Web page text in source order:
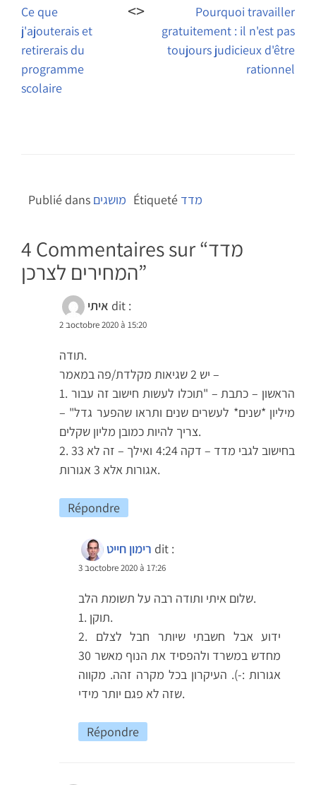
de
l’article
Ce que
j'ajouterais et
retirerais du
programme
scolaire
Pourquoi travailler
gratuitement : il n'est pas
toujours judicieux d'être
rationnel
Publié dans מושגים Étiqueté מדד
4 Commentaires sur “מדד
המחירים לצרכן”
איתי dit :
2 בoctobre 2020 à 15:20
תודה.
יש 2 שגיאות מקלדת/פה במאמר –
1. הראשון – כתבת – "תוכלו לעשות חישוב זה עבור
מיליון *שנים* לעשרים שנים ותראו שהפער גדל" –
צריך להיות כמובן מליון שקלים.
2. בחישוב לגבי מדד – דקה 4:24 ואילך – זה לא 33
אגורות אלא 3 אגורות.
Répondre
רימון חייט dit :
3 בoctobre 2020 à 17:26
שלום איתי ותודה רבה על תשומת הלב.
1. תוקן.
2. ידוע אבל חשבתי שיותר חבל לצלם
מחדש במשרד ולהפסיד את הנוף מאשר 30
אגורות :-). העיקרון בכל מקרה זהה. מקווה
שזה לא פגם יותר מידי.
Répondre